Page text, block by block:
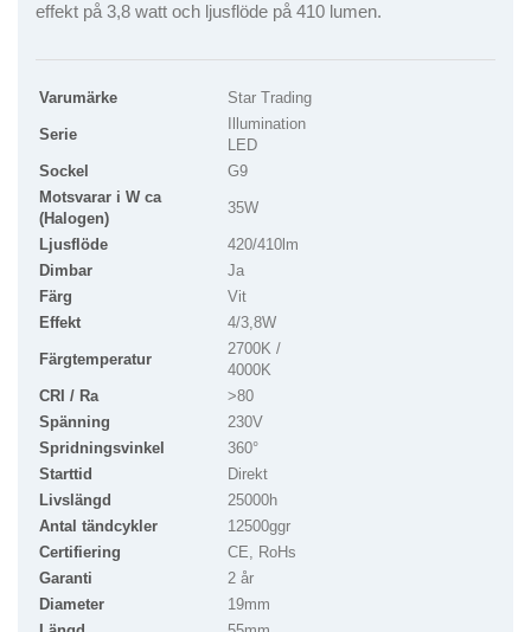
effekt på 3,8 watt och ljusflöde på 410 lumen.
Varumärke Star Trading
Serie
Illumination
LED
Sockel
G9
Motsvarar i W ca
(Halogen)
35W
Ljusflöde
420/410lm
Dimbar
Ja
Färg
Vit
Effekt
4/3,8W
Färgtemperatur
2700K /
4000K
CRI / Ra
>80
Spänning
230V
Spridningsvinkel
360°
Starttid
Direkt
Livslängd
25000h
Antal tändcykler
12500ggr
Certifiering
CE, RoHs
Garanti
2 år
Diameter
19mm